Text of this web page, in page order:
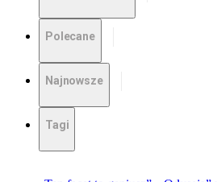
Polecane
Najnowsze
Tagi